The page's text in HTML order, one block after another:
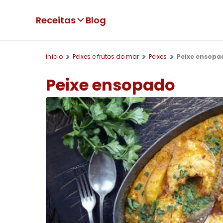
Receitas Blog
início Peixes e frutos do mar Peixes Peixe
Peixe ensopado